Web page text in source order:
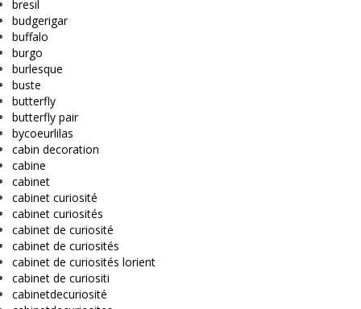
bresil
budgerigar
buffalo
burgo
burlesque
buste
butterfly
butterfly pair
bycoeurlilas
cabin decoration
cabine
cabinet
cabinet curiosité
cabinet curiosités
cabinet de curiosité
cabinet de curiosités
cabinet de curiosités lorient
cabinet de curiositi
cabinetdecuriosité